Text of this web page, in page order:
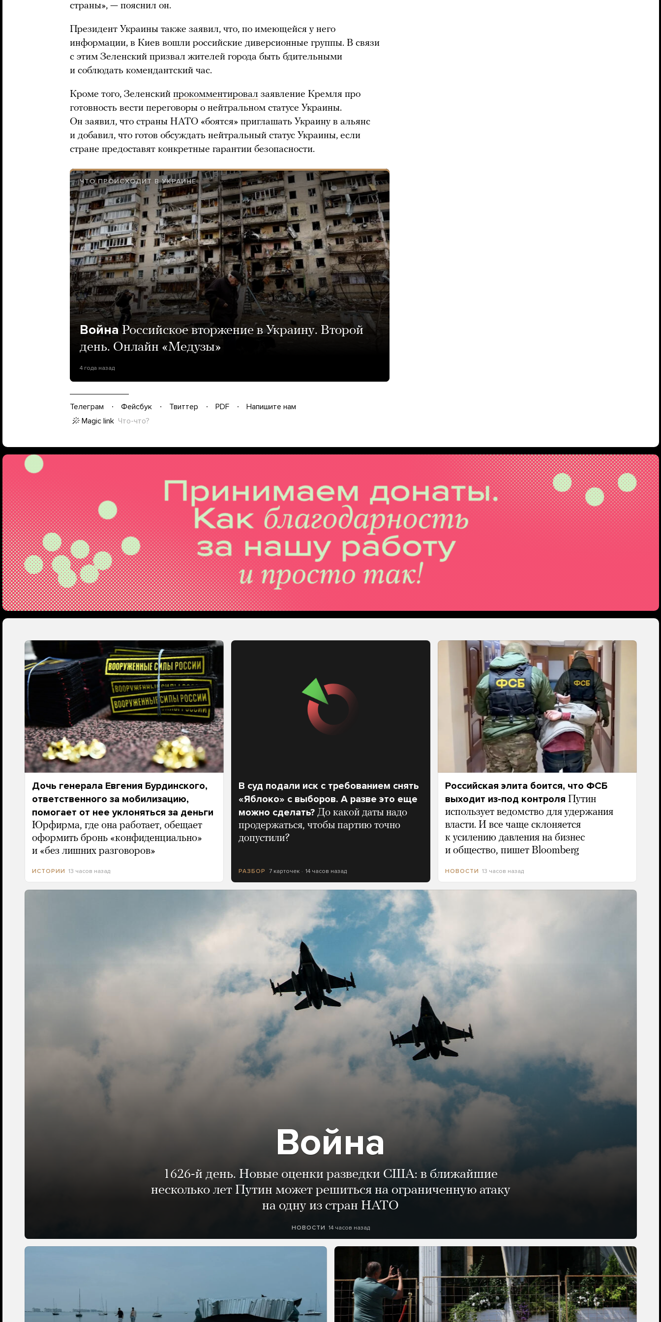
страны», — пояснил он.
Президент Украины также заявил, что, по имеющейся у него
информации, в Киев вошли российские диверсионные группы. В связи
с этим Зеленский призвал жителей города быть бдительными
и соблюдать комендантский час.
Кроме того, Зеленский прокомментировал заявление Кремля про
готовность вести переговоры о нейтральном статусе Украины.
Он заявил, что страны НАТО «боятся» приглашать Украину в альянс
и добавил, что готов обсуждать нейтральный статус Украины, если
стране предоставят конкретные гарантии безопасности.
ЧТО ПРОИСХОДИТ В УКРАИНЕ
Война Российское вторжение в Украину. Второй
день. Онлайн «Медузы»
4 года назад
Телеграм Фейсбук Твиттер PDF
Напишите нам
Magic link Что-что?
Дочь генерала Евгения Бурдинского,
ответственного за мобилизацию,
помогает от нее уклоняться за деньги
Юрфирма, где она работает, обещает
оформить бронь «конфиденциально»
и «без лишних разговоров»
ИСТОРИИ 13 часов назад
В суд подали иск с требованием снять
«Яблоко» с выборов. А разве это еще
можно сделать? До какой даты надо
продержаться, чтобы партию точно
допустили?
РАЗБОР 7 карточек 14 часов назад
Российская элита боится, что ФСБ
выходит из-под контроля Путин
использует ведомство для удержания
власти. И все чаще склоняется
к усилению давления на бизнес
и общество, пишет Bloomberg
НОВОСТИ 13 часов назад
Война
1626-й день. Новые оценки разведки США: в ближайшие
несколько лет Путин может решиться на ограниченную атаку
на одну из стран НАТО
НОВОСТИ 14 часов назад